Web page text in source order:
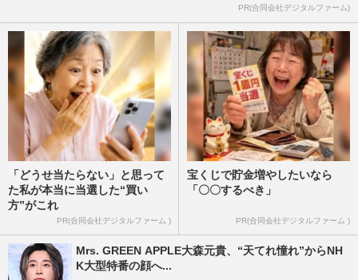
PR(合同会社デジタルファーム)
「どうせ当たらない」と思って
た私が本当に当選した“買い
方”がこれ
PR(合同会社デジタルファーム )
宝くじで貯金増やしたいなら
「〇〇するべき」
PR(合同会社デジタルファーム )
Mrs. GREEN APPLE大森元貴、“天てれ憧れ”からNH
K大型特番の顔へ...